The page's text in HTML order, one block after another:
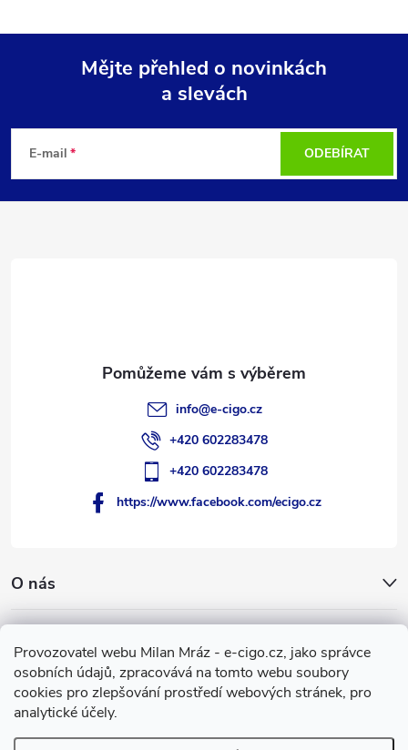
Provozovatel webu Milan Mráz - e-cigo.cz, jako správce
osobních údajů, zpracovává na tomto webu soubory
cookies pro zlepšování prostředí webových stránek, pro
analytické účely.
p
Mějte přehled o novinkách
a slevách
E-mail ODEBÍRAT
O nás
Facebook
info@e-cigo.cz
+420 602283478
+420 602283478
https://www.facebook.com/ecigo.cz